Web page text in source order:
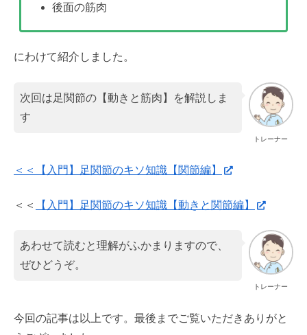
後面の筋肉
にわけて紹介しました。
トレーナー
次回は足関節の【動きと筋肉】を解説しま
す
＜＜【入門】足関節のキソ知識【関節編】
＜＜ 【入門】足関節のキソ知識【動きと関節編】
トレーナー
あわせて読むと理解がふかまりますので、
ぜひどうぞ。
今回の記事は以上です。最後までご覧いただきありがと